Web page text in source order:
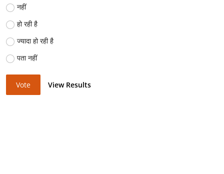
नहीं
हो रही है
ज्यादा हो रही है
पता नहीं
Vote View Results